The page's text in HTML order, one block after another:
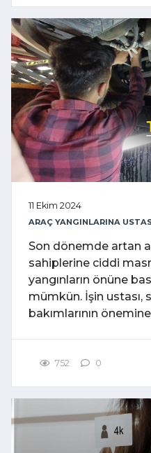
11 Ekim 2024
ARAÇ YANGINLARINA
Son dönemde artan
sahiplerine ciddi
yangınların önüne
mümkün. İşin ustası,
bakımlarının
752 0